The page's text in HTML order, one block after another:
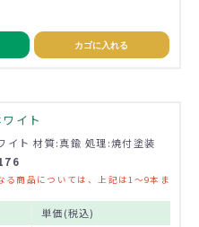
カゴに入れる
イト
イト 材質:真鍮 処理:焼付塗装
商品については、上記は1～9本ま
単価(税込)